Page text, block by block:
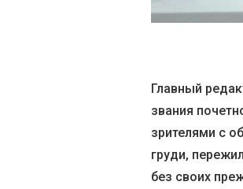
Главный
звания
зрителями с
груди,
без своих